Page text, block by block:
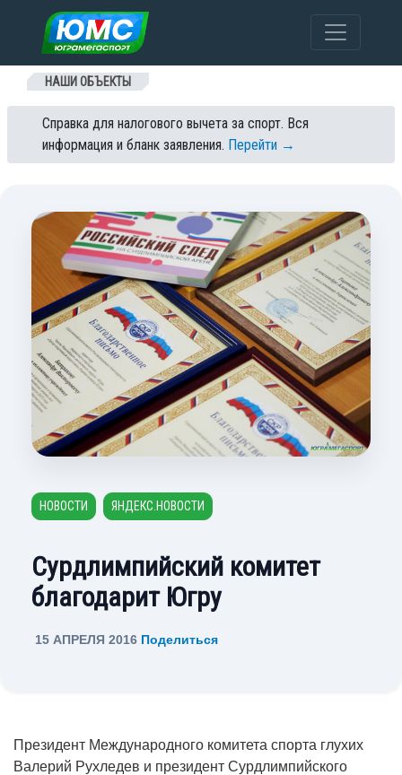
Перейти к содержанию
НАШИ ОБЪЕКТЫ
Справка для налогового вычета за спорт. Вся
информация и бланк заявления. Перейти →
НОВОСТИ ЯНДЕКС.НОВОСТИ
Сурдлимпийский комитет
благодарит Югру
15 АПРЕЛЯ 2016 Поделиться
Президент Международного комитета спорта глухих
Валерий Рухледев и президент Сурдлимпийского